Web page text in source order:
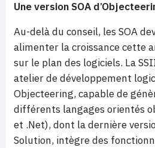
Une version SOA
Au-delà du conseil, les SOA
alimenter la croissance cette
sur le plan des logiciels. La
atelier de développement
Objecteering, capable de
différents langages orientés
et .Net), dont la dernière
Solution, intègre des